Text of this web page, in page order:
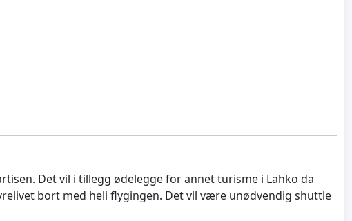
Det vil i tillegg ødelegge for annet turisme i Lahko da
bort med heli flygingen. Det vil være unødvendig shuttle